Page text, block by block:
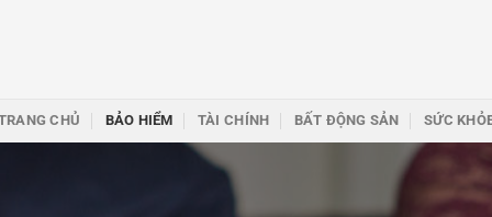
CHỦ BẢO HIỂM TÀI CHÍNH BẤT ĐỘNG SẢN SỨC